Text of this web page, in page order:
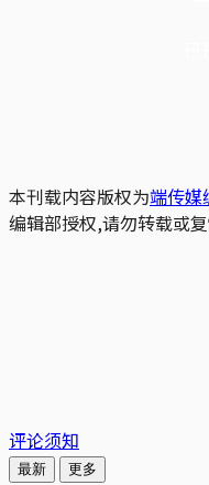
本刊载内容版权为端传媒
编辑部授权,请勿转载或
评论须知
最新 更多